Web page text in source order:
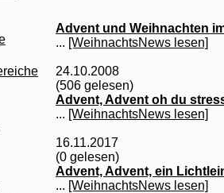
Advent und Weihnachten
... [WeihnachtsNews lesen]
24.10.2008
(506 gelesen)
Advent, Advent oh du
... [WeihnachtsNews lesen]
16.11.2017
(0 gelesen)
Advent, Advent, ein
... [WeihnachtsNews lesen]